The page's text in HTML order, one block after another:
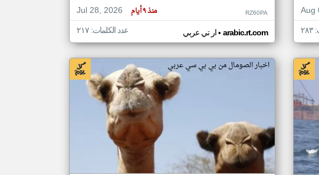
Aug
Jul 28, 2026
منذ ٩ أيام RZ60PA
ار تي عربي• arabic.rt.com عدد الكلمات: ٢١٧
اخبار الصومال من بي بي سي عربي